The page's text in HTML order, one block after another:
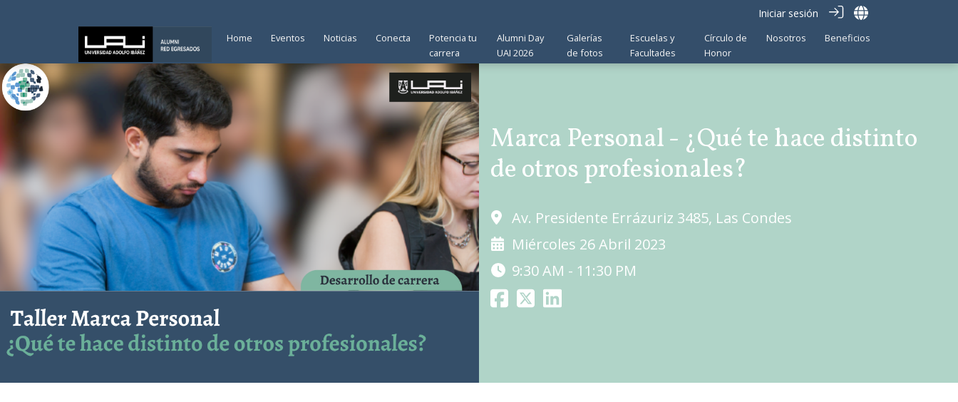
Iniciar sesión
Home Eventos Noticias Conecta
Potencia tu
carrera
Alumni Day
UAI 2026
Galerías
de fotos
Escuelas y
Facultades
Círculo de
Honor
Nosotros Beneficios
Marca Personal - ¿Qué te hace distinto
de otros profesionales?
Av. Presidente Errázuriz 3485, Las Condes
Miércoles 26 Abril 2023
9:30 AM - 11:30 PM